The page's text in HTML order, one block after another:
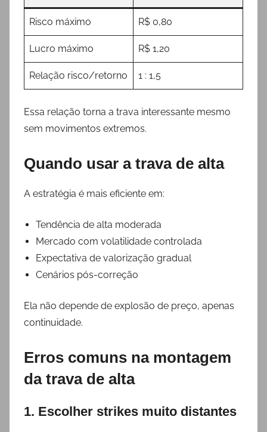
Risco máximo R$ 0,80
Lucro máximo R$ 1,20
Relação risco/retorno 1 : 1,5
Essa relação torna a trava interessante mesmo
sem movimentos extremos.
Quando usar a trava de alta
A estratégia é mais eficiente em:
Tendência de alta moderada
Mercado com volatilidade controlada
Expectativa de valorização gradual
Cenários pós-correção
Ela não depende de explosão de preço, apenas
continuidade.
Erros comuns na montagem
da trava de alta
1. Escolher strikes muito distantes